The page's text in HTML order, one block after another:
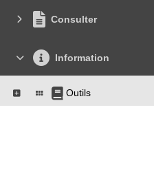
Consulter
Information
Outils